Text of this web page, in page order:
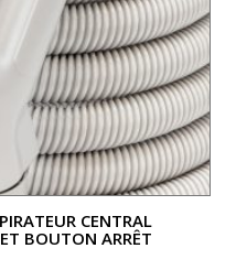
CENTRAL
BOUTON ARRÊT